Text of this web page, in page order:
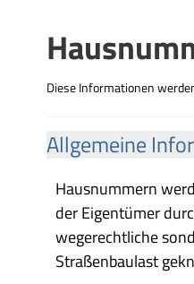
Diese Informationen
Allgemeine
Hausnummern
der Eigentümer
wegerechtliche
Straßenbaulast